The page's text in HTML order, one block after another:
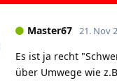
Master67 21. Nov
Es ist ja recht
über Umwege wie